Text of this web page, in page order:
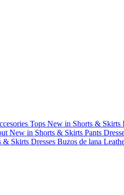
Tops New in Shorts & Skirts
New in Shorts & Skirts Pants
& Skirts Dresses Buzos de lana